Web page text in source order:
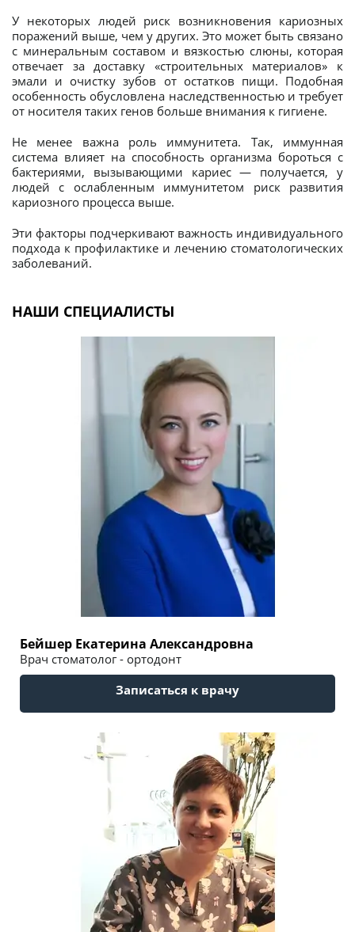
У некоторых людей риск возникновения кариозных
поражений выше, чем у других. Это может быть связано
с минеральным составом и вязкостью слюны, которая
отвечает за доставку «строительных материалов» к
эмали и очистку зубов от остатков пищи. Подобная
особенность обусловлена наследственностью и требует
от носителя таких генов больше внимания к гигиене.
Не менее важна роль иммунитета. Так, иммунная
система влияет на способность организма бороться с
бактериями, вызывающими кариес — получается, у
людей с ослабленным иммунитетом риск развития
кариозного процесса выше.
Эти факторы подчеркивают важность индивидуального
подхода к профилактике и лечению стоматологических
заболеваний.
НАШИ СПЕЦИАЛИСТЫ
Бейшер Екатерина Александровна
Врач стоматолог - ортодонт
Записаться к врачу